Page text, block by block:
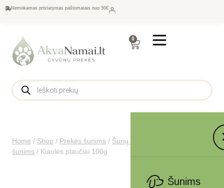
Nemokamas pristatymas paštomatais nuo 50€
0
Šunims
Home / Shop / Prekės šunims / Šunų maistas
šunims / Kiaulės plaučiai 100g